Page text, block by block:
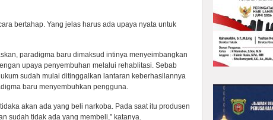
bertahap. Yang jelas harus ada upaya nyata untuk
paradigma baru dimaksud intinya menyeimbangkan
upaya penyembuhan melalui rehablitasi. Sebab
sudah mulai ditinggalkan lantaran keberhasilannya
baru menyembuhkan pengguna.
akan ada yang beli narkoba. Pada saat itu produsen
sudah tidak ada yang membeli,” katanya.